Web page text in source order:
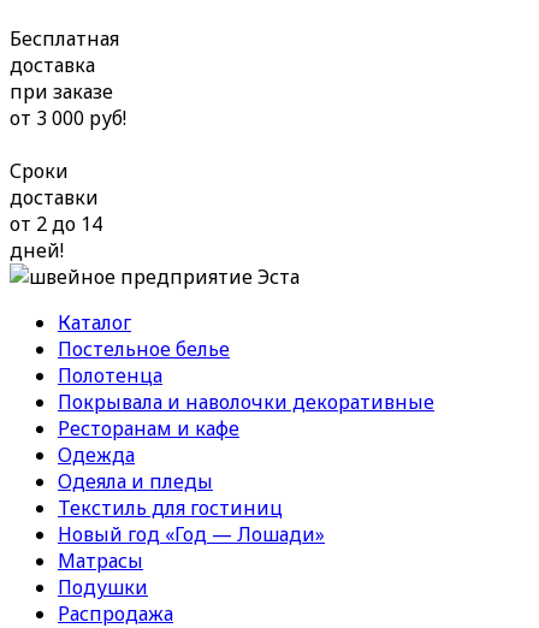
Бесплатная
доставка
при заказе
от 3 000 руб!
Сроки
доставки
от 2 до 14
дней!
Каталог
Постельное белье
Полотенца
Покрывала и наволочки декоративные
Ресторанам и кафе
Одежда
Одеяла и пледы
Текстиль для гостиниц
Новый год «Год — Лошади»
Матрасы
Подушки
Распродажа